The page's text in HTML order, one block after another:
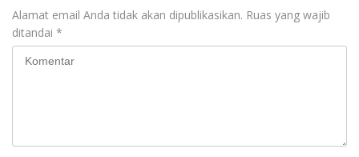
Alamat email Anda tidak akan dipublikasikan. Ruas yang wajib
ditandai *